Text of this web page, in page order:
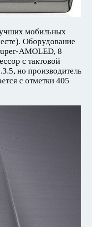
мобильных
Оборудование
AMOLED, 8
с тактовой
но производитель
с отметки 405